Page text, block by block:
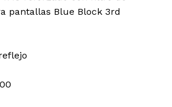
pantallas Blue Block 3rd